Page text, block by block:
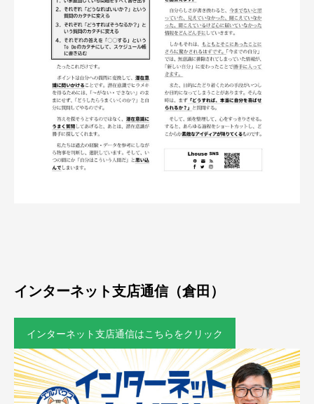
インターネット支店通信（倉田）
インターネット支店通信はこちらをクリック